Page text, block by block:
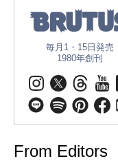
毎月1・15日発売
1980年創刊
From Editors